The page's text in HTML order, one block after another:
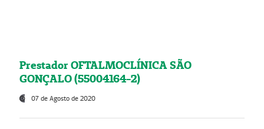
Prestador OFTALMOCLÍNICA SÃO
GONÇALO (55004164-2)
07 de Agosto de 2020